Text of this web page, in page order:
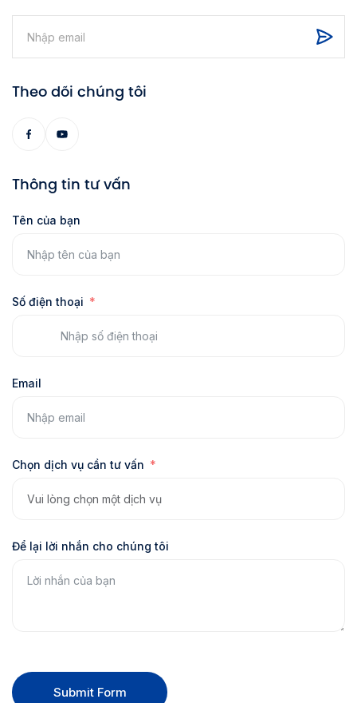
Theo dõi chúng tôi
Thông tin tư vấn
Tên của bạn
Số điện thoại
Email
Chọn dịch vụ cần tư vấn
Để lại lời nhắn cho chúng tôi
Submit Form